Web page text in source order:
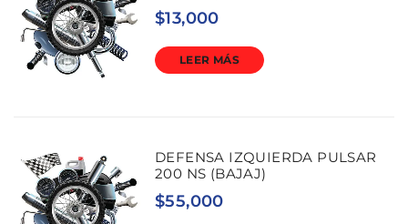
$13,000
LEER MÁS
DEFENSA IZQUIERDA PULSAR
200 NS (BAJAJ)
$55,000